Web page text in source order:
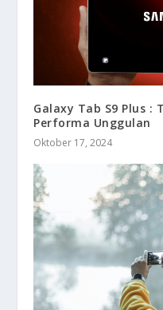
Galaxy Tab S9 Plus :
Performa Unggulan
Oktober 17, 2024